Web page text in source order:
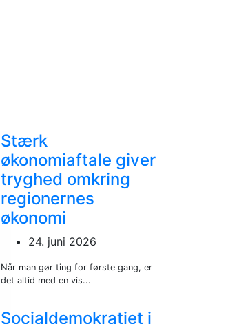
Stærk
økonomiaftale giver
tryghed omkring
regionernes
økonomi
24. juni 2026
Når man gør ting for første gang, er
det altid med en vis...
Socialdemokratiet i